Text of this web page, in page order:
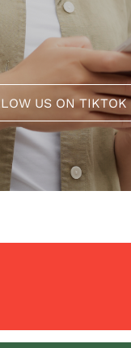
US ON TIKTOK